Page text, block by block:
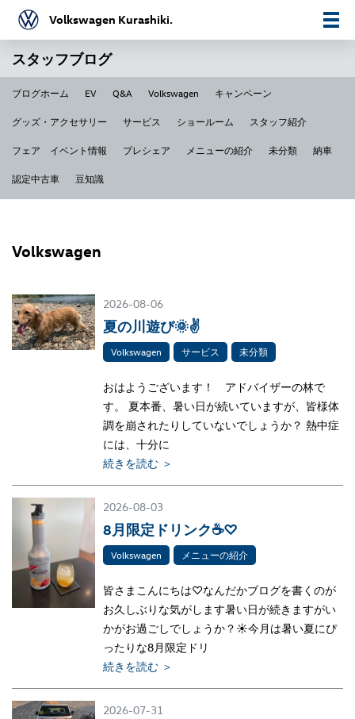
Volkswagen Kurashiki.
スタッフブログ
ブログホーム EV Q&A Volkswagen キャンペーン
グッズ・アクセサリー サービス ショールーム スタッフ紹介
フェア イベント情報 プレシェア メニューの紹介 未分類 納車
認定中古車 豆知識
Volkswagen
2026-08-06
夏の川遊び🌞✌
Volkswagen サービス 未分類
おはようございます！ アドバイザーの林で
す。 夏本番、暑い日が続いていますが、皆様体
調を崩されたりしていないでしょうか？ 熱中症
には、十分に
続きを読む ＞
2026-08-03
8月限定ドリンク☕♡
Volkswagen メニューの紹介
皆さまこんにちは♡なんだかブログを書くのが
お久しぶりな気がします暑い日が続きますがい
かがお過ごしでしょうか？☀今月は暑い夏にぴ
ったりな8月限定ドリ
続きを読む ＞
2026-07-31